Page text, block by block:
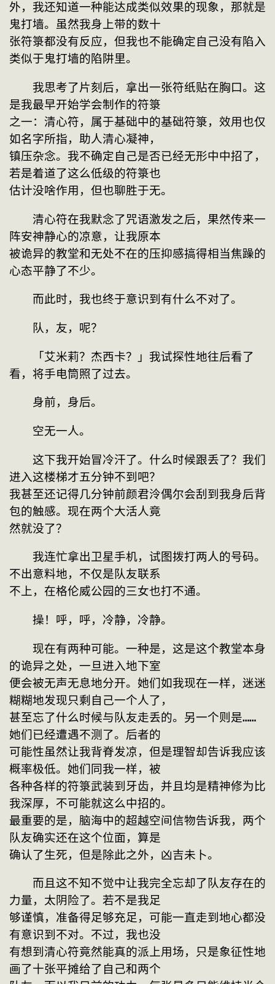
外，我还知道一种能达成类似效果的现象，那就是
鬼打墙。虽然我身上带的数十
张符箓都没有反应，但我也不能确定自己没有陷入
类似于鬼打墙的陷阱里。
我思考了片刻后，拿出一张符纸贴在胸口。这
是我最早开始学会制作的符箓
之一：清心符，属于基础中的基础符箓，效用也仅
如名字所指，助人清心凝神，
镇压杂念。我不确定自己是否已经无形中中招了，
若是着道了这么低级的符箓也
估计没啥作用，但也聊胜于无。
清心符在我默念了咒语激发之后，果然传来一
阵安神静心的凉意，让我原本
被诡异的教堂和无处不在的压抑感搞得相当焦躁的
心态平静了不少。
而此时，我也终于意识到有什么不对了。
队，友，呢？
「艾米莉？杰西卡？」我试探性地往后看了
看，将手电筒照了过去。
身前，身后。
空无一人。
这下我开始冒冷汗了。什么时候跟丢了？我们
进入这楼梯才五分钟不到吧？
我甚至还记得几分钟前颜君泠偶尔会刮到我身后背
包的触感。现在两个大活人竟
然就没了？
我连忙拿出卫星手机，试图拨打两人的号码。
不出意料地，不仅是队友联系
不上，在格伦威公园的三女也打不通。
操！呼，呼，冷静，冷静。
现在有两种可能。一种是，这是这个教堂本身
的诡异之处，一旦进入地下室
便会被无声无息地分开。她们如我现在一样，迷迷
糊糊地发现只剩自己一个人了，
甚至忘了什么时候与队友走丢的。另一个则是……
她们已经遭遇不测了。后者的
可能性虽然让我背脊发凉，但是理智却告诉我应该
概率极低。她们同我一样，被
各种各样的符箓武装到牙齿，并且均是精神修为比
我深厚，不可能就这么中招的。
最重要的是，脑海中的超越空间信物告诉我，两个
队友确实还在这个位面，算是
确认了生死，但是除此之外，凶吉未卜。
而且这不知不觉中让我完全忘却了队友存在的
力量，太阴险了。若不是我足
够谨慎，准备得足够充足，可能一直走到地心都没
有意识到不对。不过，我也没
有想到清心符竟然能真的派上用场，只是象征性地
画了十张平摊给了自己和两个